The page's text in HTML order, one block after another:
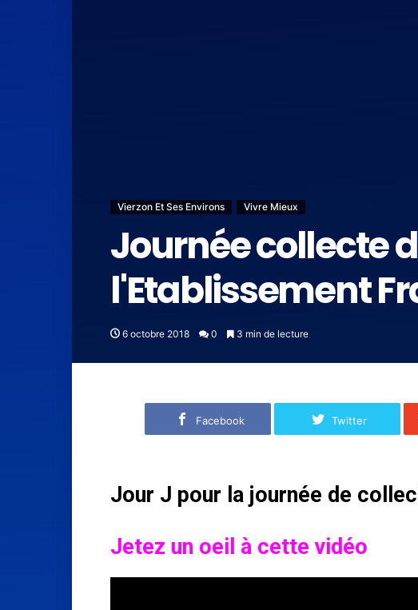
Vierzon Et Ses Environs Vivre Mieux
Journée collecte
l'Etablissement
6 octobre 2018 0 3 min de lecture
Facebook Twitter
Jour J pour la journée de
Jetez un oeil à cette vidéo